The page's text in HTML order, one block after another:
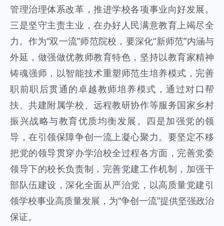
管理治理体系改革，推进学校各项事业向好发展。
三是坚守主责主业，在办好人民满意教育上竭尽全
力。作为“双一流”师范院校，要深化“新师范”内涵与
外延，做强做优教师教育特色，坚持以教育家精神
铸魂强师，以智能技术重塑师范生培养模式，完善
职前职后贯通的卓越教师培养模式，通过对口帮
扶、共建附属学校、远程教研协作等服务国家乡村
振兴战略与教育优质均衡发展。四是加强党的领
导，在引领保障争创一流上凝心聚力。要坚定不移
把党的领导贯穿办学治校全过程各方面，完善党委
领导下的校长负责制，完善党建工作机制，加强干
部队伍建设，深化全面从严治党，以高质量党建引
领学校事业高质量发展，为“争创一流”提供坚强政治
保证。